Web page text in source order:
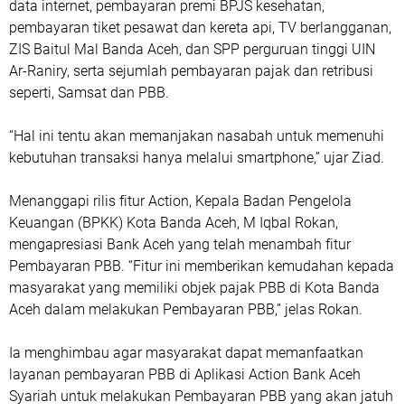
data internet, pembayaran premi BPJS kesehatan,
pembayaran tiket pesawat dan kereta api, TV berlangganan,
ZIS Baitul Mal Banda Aceh, dan SPP perguruan tinggi UIN
Ar-Raniry, serta sejumlah pembayaran pajak dan retribusi
seperti, Samsat dan PBB.
“Hal ini tentu akan memanjakan nasabah untuk memenuhi
kebutuhan transaksi hanya melalui smartphone,” ujar Ziad.
Menanggapi rilis fitur Action, Kepala Badan Pengelola
Keuangan (BPKK) Kota Banda Aceh, M Iqbal Rokan,
mengapresiasi Bank Aceh yang telah menambah fitur
Pembayaran PBB. “Fitur ini memberikan kemudahan kepada
masyarakat yang memiliki objek pajak PBB di Kota Banda
Aceh dalam melakukan Pembayaran PBB,” jelas Rokan.
Ia menghimbau agar masyarakat dapat memanfaatkan
layanan pembayaran PBB di Aplikasi Action Bank Aceh
Syariah untuk melakukan Pembayaran PBB yang akan jatuh